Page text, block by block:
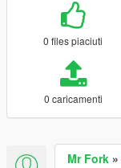
0 files piaciuti
0 caricamenti
Mr Fork »